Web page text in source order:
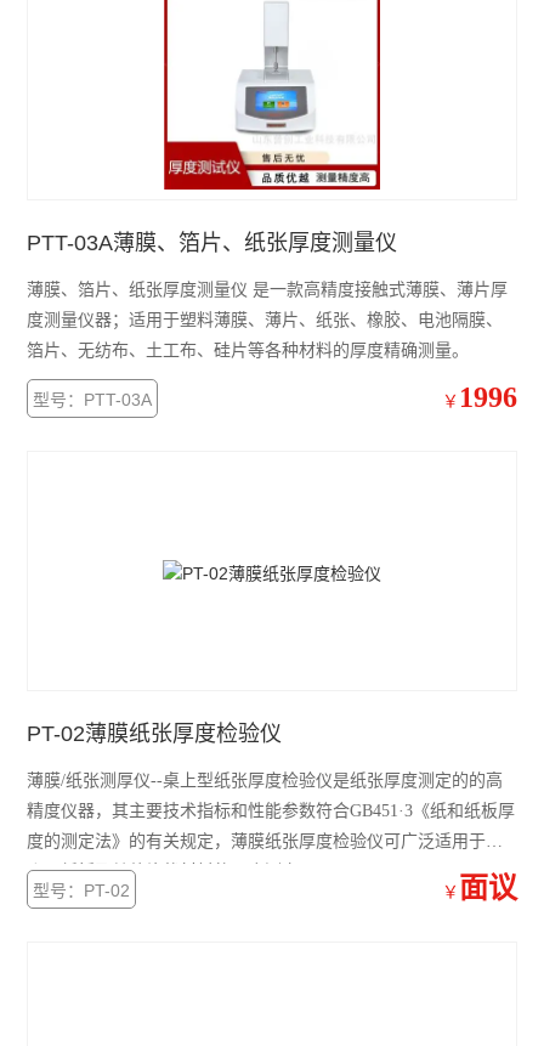
PTT-03A薄膜、箔片、纸张厚度测量仪
薄膜、箔片、纸张厚度测量仪 是一款高精度接触式薄膜、薄片厚
度测量仪器；适用于塑料薄膜、薄片、纸张、橡胶、电池隔膜、
箔片、无纺布、土工布、硅片等各种材料的厚度精确测量。
型号：PTT-03A ￥ 1996
PT-02薄膜纸张厚度检验仪
薄膜/纸张测厚仪--桌上型纸张厚度检验仪是纸张厚度测定的的高
精度仪器，其主要技术指标和性能参数符合GB451·3《纸和纸板厚
度的测定法》的有关规定，薄膜纸张厚度检验仪可广泛适用于纸
张、纸板及其他片状材料的厚度测定。
型号：PT-02 ￥ 面议